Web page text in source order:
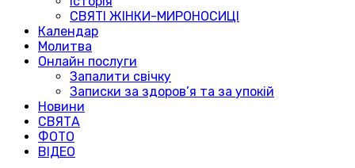
СВЯТІ ЖІНКИ-МИРОНОСИЦІ
Календар
Молитва
Онлайн послуги
Запалити свічку
Записки за здоров’я та за упокій
Новини
СВЯТА
ФОТО
ВІДЕО